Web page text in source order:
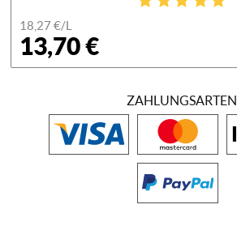
18,27 €/L
13,70 €
ZAHLUNGSARTEN